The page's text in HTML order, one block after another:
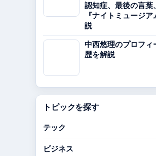
認知症、最後の言葉
『ナイトミュージ
説
中西悠理のプロフィ
歴を解説
トピックを探す
テック
ビジネス